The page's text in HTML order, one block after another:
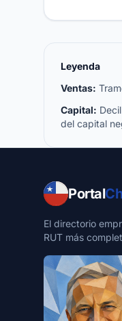
Leyenda
Ventas:
Capital:
del capital
Portal
El directorio
RUT más